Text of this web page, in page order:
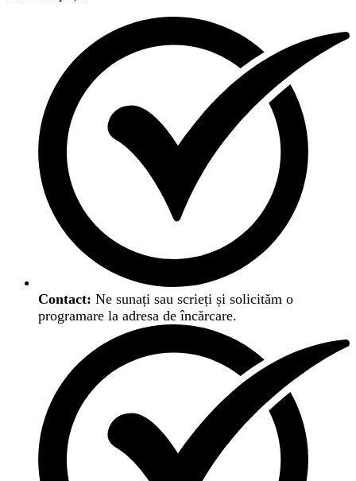
Contact: Ne sunați sau scrieți și solicităm o
programare la adresa de încărcare.